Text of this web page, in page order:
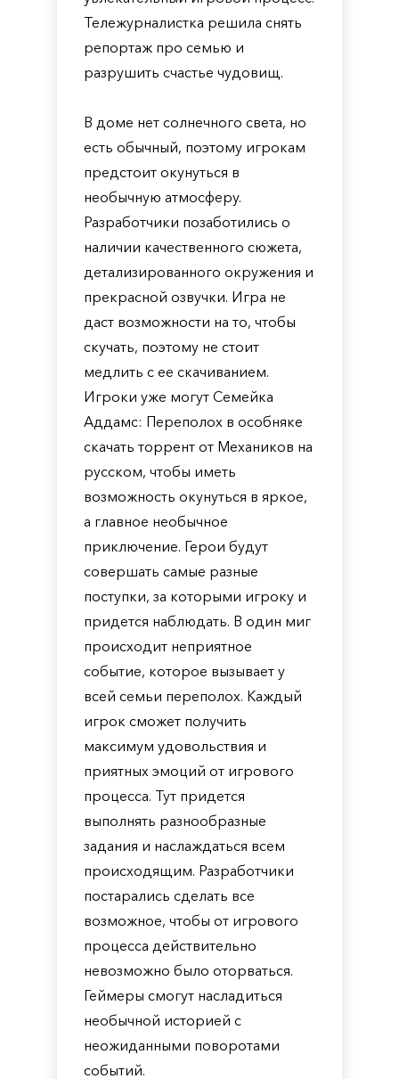
Тележурналистка решила снять
репортаж про семью и
разрушить счастье чудовищ.
В доме нет солнечного света, но
есть обычный, поэтому игрокам
предстоит окунуться в
необычную атмосферу.
Разработчики позаботились о
наличии качественного сюжета,
детализированного окружения и
прекрасной озвучки. Игра не
даст возможности на то, чтобы
скучать, поэтому не стоит
медлить с ее скачиванием.
Игроки уже могут Семейка
Аддамс: Переполох в особняке
скачать торрент от Механиков на
русском, чтобы иметь
возможность окунуться в яркое,
а главное необычное
приключение. Герои будут
совершать самые разные
поступки, за которыми игроку и
придется наблюдать. В один миг
происходит неприятное
событие, которое вызывает у
всей семьи переполох. Каждый
игрок сможет получить
максимум удовольствия и
приятных эмоций от игрового
процесса. Тут придется
выполнять разнообразные
задания и наслаждаться всем
происходящим. Разработчики
постарались сделать все
возможное, чтобы от игрового
процесса действительно
невозможно было оторваться.
Геймеры смогут насладиться
необычной историей с
неожиданными поворотами
событий.